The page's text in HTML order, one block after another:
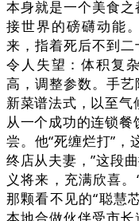
本身就是一个美食
接世界的磅礴动能
来，指着死后不到
令人失望：体积复
高，调整参数。手
新菜谱法式，以至气
从一个成功的连锁餐
尝。他“死缠烂打”，
终店从夫妻，”这段
义将来，充满欣喜
那颗看不见的“聪慧